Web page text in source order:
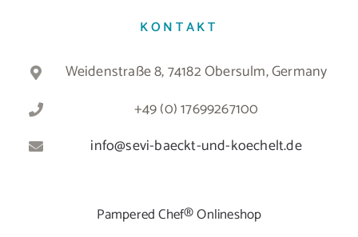
KONTAKT
Weidenstraße 8, 74182 Obersulm, Germany
+49 (0) 17699267100
info@sevi-baeckt-und-koechelt.de
Pampered Chef® Onlineshop